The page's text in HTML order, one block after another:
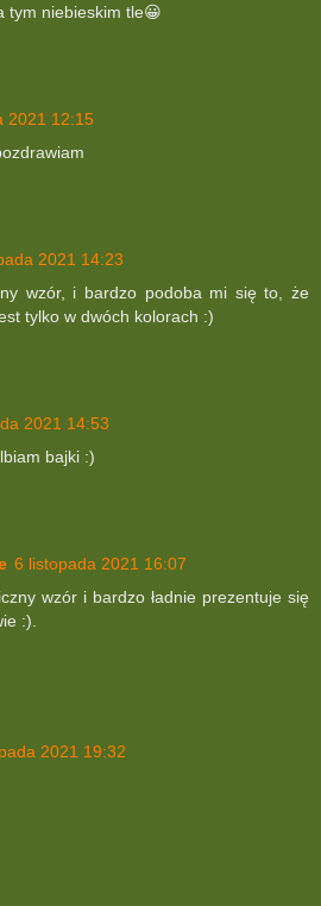
tym niebieskim tle😀
2021 12:15
2021 14:23
wzór, i bardzo podoba mi się to, że
tylko w dwóch kolorach :)
2021 14:53
bajki :)
6 listopada 2021 16:07
wzór i bardzo ładnie prezentuje się
:).
2021 19:32